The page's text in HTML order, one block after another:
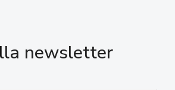
newsletter